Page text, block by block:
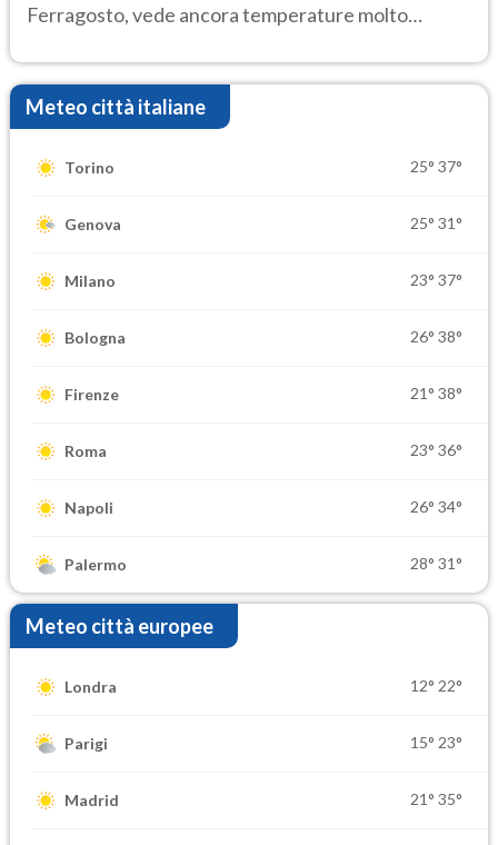
Ferragosto, vede ancora temperature molto
Meteo città italiane
Torino 25° 37°
Genova 25° 31°
Milano 23° 37°
Bologna 26° 38°
Firenze 21° 38°
Roma 23° 36°
Napoli 26° 34°
Palermo 28° 31°
Meteo città europee
Londra 12° 22°
Parigi 15° 23°
Madrid 21° 35°